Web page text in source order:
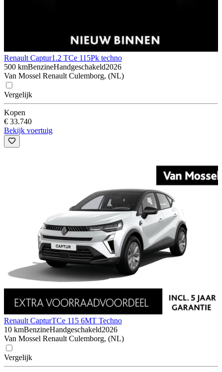
Renault Captur1.2 TCe 115Pk techno
500 kmBenzineHandgeschakeld2026
Van Mossel Renault Culemborg, (NL)
Vergelijk
Kopen
€ 33.740
Bekijk voertuig
Renault CapturTCe 115 6MT Techno
10 kmBenzineHandgeschakeld2026
Van Mossel Renault Culemborg, (NL)
Vergelijk